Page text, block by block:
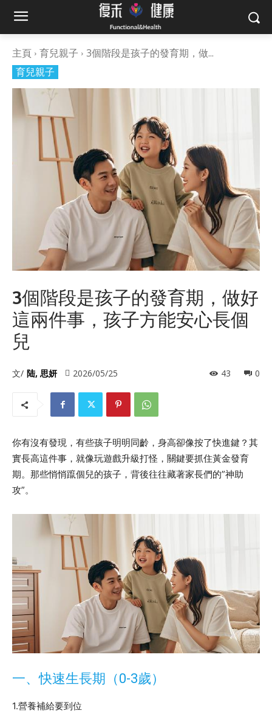
主頁 育兒親子
3個階段是孩子的發育期，做...
育兒親子
3個階段是孩子的發育期，做好
這兩件事，孩子方能安心長個
兒
文/ 陆, 思妍 2026/05/25 0
43
你有沒有發現，有些孩子明明同齡，身高卻像按了快進鍵？其
實長高這件事，就像玩遊戲升級打怪，關鍵要抓住黃金發育
期。那些悄悄躥個兒的孩子，背後往往藏著家長們的”神助
攻”。
一、快速生長期（0-3歲）
1.營養補給要到位